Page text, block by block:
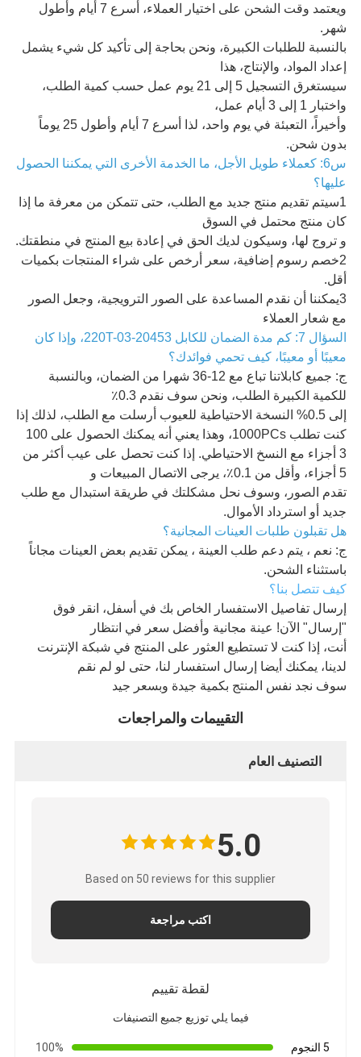
ويعتمد وقت الشحن على اختيار العملاء، أسرع 7 أيام وأطول
شهر.
بالنسبة للطلبات الكبيرة، ونحن بحاجة إلى تأكيد كل شيء يشمل
إعداد المواد، والإنتاج، هذا
سيستغرق التسجيل 5 إلى 21 يوم عمل حسب كمية الطلب،
واختبار 1 إلى 3 أيام عمل،
وأخيراً، التعبئة في يوم واحد، لذا أسرع 7 أيام وأطول 25 يوماً
بدون شحن.
س6: كعملاء طويل الأجل، ما الخدمة الأخرى التي يمكننا الحصول
عليها؟
1سيتم تقديم منتج جديد مع الطلب، حتى تتمكن من معرفة ما إذا
كان منتج محتمل في السوق
و تروج لها، وسيكون لديك الحق في إعادة بيع المنتج في منطقتك.
2خصم رسوم إضافية، سعر أرخص على شراء المنتجات بكميات
أقل.
3يمكننا أن نقدم المساعدة على الصور الترويجية، وجعل الصور
مع شعار العملاء
السؤال 7: كم مدة الضمان للكابل 20453-220T-03، وإذا كان
معيبًا أو معيبًا، كيف تحمي فوائدك؟
ج: جميع كابلاتنا تباع مع 12-36 شهرا من الضمان، وبالنسبة
للكمية الكبيرة الطلب، ونحن سوف نقدم 0.3٪
إلى 0.5% النسخة الاحتياطية للعيوب أرسلت مع الطلب، لذلك إذا
كنت تطلب 1000PCs، وهذا يعني أنه يمكنك الحصول على 100
3 أجزاء مع النسخ الاحتياطي. إذا كنت تحصل على عيب أكثر من
5 أجزاء، وأقل من 0.1٪، يرجى الاتصال المبيعات و
تقدم الصور، وسوف نحل مشكلتك في طريقة استبدال مع طلب
جديد أو استرداد الأموال.
هل تقبلون طلبات العينات المجانية؟
ج: نعم ، يتم دعم طلب العينة ، يمكن تقديم بعض العينات مجاناً
باستثناء الشحن.
كيف تتصل بنا؟
إرسال تفاصيل الاستفسار الخاص بك في أسفل، انقر فوق
"إرسال" الآن! عينة مجانية وأفضل سعر في انتظار
أنت، إذا كنت لا تستطيع العثور على المنتج في شبكة الإنترنت
لدينا، يمكنك أيضا إرسال استفسار لنا، حتى لو لم نقم
سوف نجد نفس المنتج بكمية جيدة وبسعر جيد
التقييمات والمراجعات
التصنيف العام
5.0
Based on 50 reviews for this supplier
اكتب مراجعة
لقطة تقييم
فيما يلي توزيع جميع التصنيفات
5 النجوم
100%